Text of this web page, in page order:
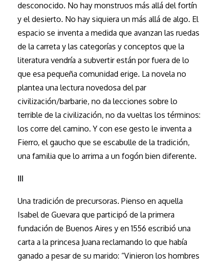
desconocido. No hay monstruos más allá del fortín
y el desierto. No hay siquiera un más allá de algo. El
espacio se inventa a medida que avanzan las ruedas
de la carreta y las categorías y conceptos que la
literatura vendría a subvertir están por fuera de lo
que esa pequeña comunidad erige. La novela no
plantea una lectura novedosa del par
civilización/barbarie, no da lecciones sobre lo
terrible de la civilización, no da vueltas los términos:
los corre del camino. Y con ese gesto le inventa a
Fierro, el gaucho que se escabulle de la tradición,
una familia que lo arrima a un fogón bien diferente.
III
Una tradición de precursoras. Pienso en aquella
Isabel de Guevara que participó de la primera
fundación de Buenos Aires y en 1556 escribió una
carta a la princesa Juana reclamando lo que había
ganado a pesar de su marido: “Vinieron los hombres